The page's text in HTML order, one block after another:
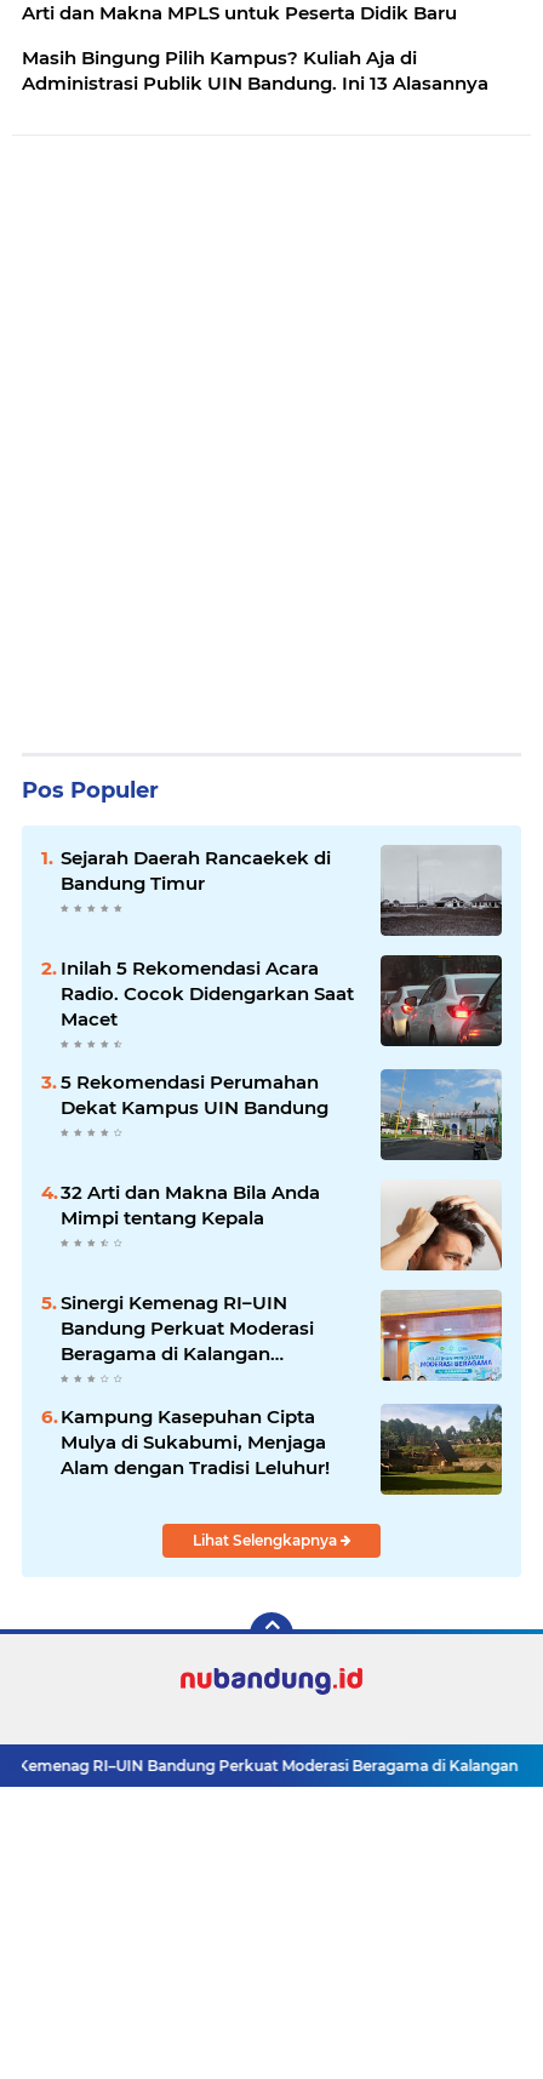
Arti dan Makna MPLS untuk Peserta Didik Baru
Masih Bingung Pilih Kampus? Kuliah Aja di
Administrasi Publik UIN Bandung. Ini 13 Alasannya
Pos Populer
Sejarah Daerah Rancaekek di
Bandung Timur
Inilah 5 Rekomendasi Acara
Radio. Cocok Didengarkan Saat
Macet
5 Rekomendasi Perumahan
Dekat Kampus UIN Bandung
32 Arti dan Makna Bila Anda
Mimpi tentang Kepala
Sinergi Kemenag RI–UIN
Bandung Perkuat Moderasi
Beragama di Kalangan
Mahasiswa
Kampung Kasepuhan Cipta
Mulya di Sukabumi, Menjaga
Alam dengan Tradisi Leluhur!
Lihat Selengkapnya
RI–UIN Bandung Perkuat Moderasi Beragama di Kalangan